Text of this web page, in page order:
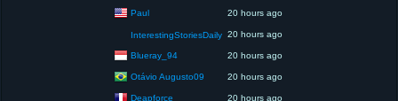
Paul 20 hours ago
InterestingStoriesDaily 20 hours ago
Blueray_94 20 hours ago
Otávio Augusto09 20 hours ago
Deapforce 20 hours ago